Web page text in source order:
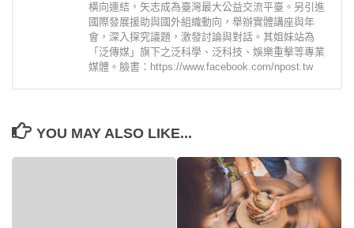
橫向連結，矢志成為臺灣最大公益交流平臺。另引進
國際發展援助與國外組織動向，舉辦實體講座與年
會，深入探究議題，激發討論與對話。其姐妹站為
「泛傳媒」旗下之泛科學、泛科技、娛樂重擊等專業
媒體。臉書：https://www.facebook.com/npost.tw
YOU MAY ALSO LIKE...